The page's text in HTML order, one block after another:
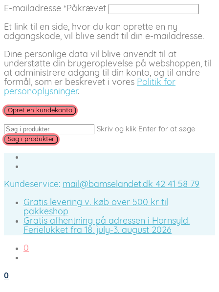
E-mailadresse *Påkrævet
Et link til en side, hvor du kan oprette en ny
adgangskode, vil blive sendt til din e-mailadresse.
Dine personlige data vil blive anvendt til at
understøtte din brugeroplevelse på webshoppen, til
at administrere adgang til din konto, og til andre
formål, som er beskrevet i vores Politik for
personoplysninger.
Opret en kundekonto
Skriv og klik Enter for at søge
Kundeservice: mail@bamselandet.dk 42 41 58 79
Gratis levering v. køb over 500 kr til
pakkeshop
Gratis afhentning på adressen i Hornsyld.
Ferielukket fra 18. july-3. august 2026
0
0